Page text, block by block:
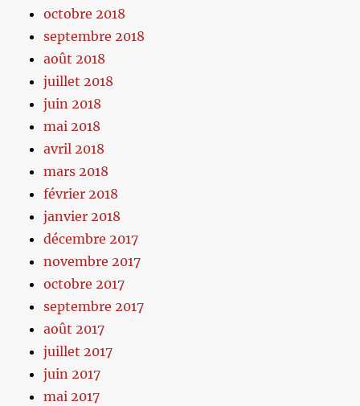
octobre 2018
septembre 2018
août 2018
juillet 2018
juin 2018
mai 2018
avril 2018
mars 2018
février 2018
janvier 2018
décembre 2017
novembre 2017
octobre 2017
septembre 2017
août 2017
juillet 2017
juin 2017
mai 2017